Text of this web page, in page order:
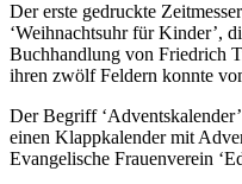
Der erste gedruckte
‘Weihnachtsuhr für Kinder’,
Buchhandlung von Friedrich
ihren zwölf Feldern konnte
Der Begriff
einen Klappkalender mit
Evangelische Frauenverein